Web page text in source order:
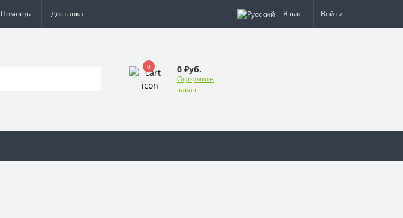
Помощь Доставка Язык Войти
0 0 ₽уб.
Оформить
заказ